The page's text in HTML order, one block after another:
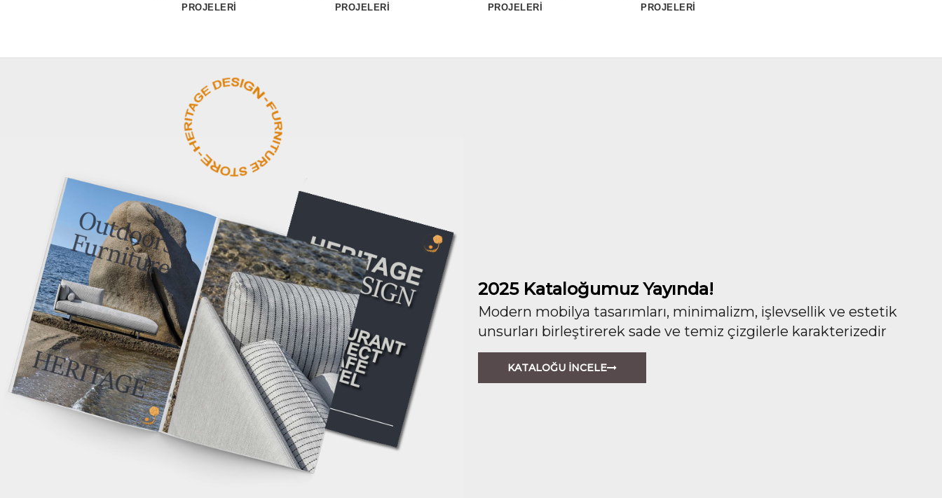
PROJELERİ
PROJELERİ
PROJELERİ
PROJELERİ
2025 Kataloğumuz Yayında!
Modern mobilya tasarımları, minimalizm, işlevsellik ve estetik
unsurları birleştirerek sade ve temiz çizgilerle karakterizedir
KATALOĞU İNCELE